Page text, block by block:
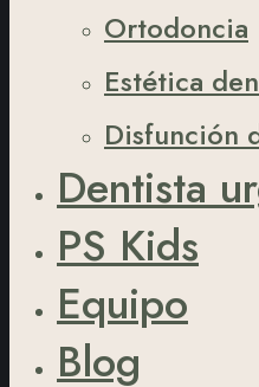
Ortodoncia
Estética
Disfunción
Dentista
PS Kids
Equipo
Blog